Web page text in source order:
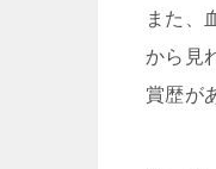
また、
から見
賞歴が